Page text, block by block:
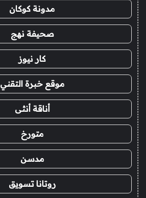
مدونة كوكان
صحيفة نهج
كار نيوز
موقع خبرة التقني
أناقة أنثى
متورخ
مدسن
روتانا تسويق